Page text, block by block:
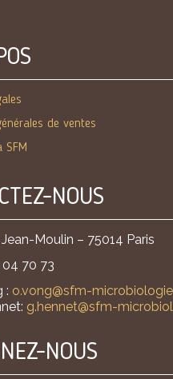
de ventes
NOUS
Moulin – 75014 Paris
04 70 73
: o.vong@sfm-
g.hennet@sfm-
NOUS